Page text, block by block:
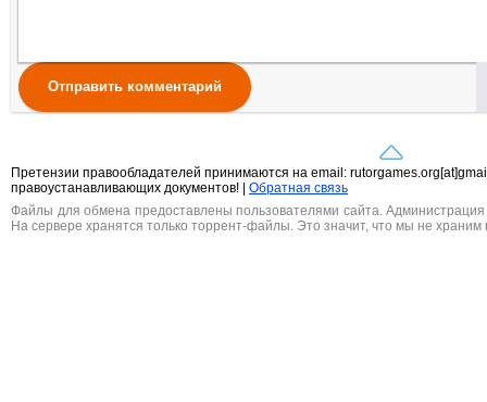
Отправить комментарий
Претензии правообладателей принимаются на email:
правоустанавливающих документов! |
Обратная связь
Файлы для обмена предоставлены пользователями сайта. Администрация
На сервере хранятся только торрент-файлы. Это значит, что мы не